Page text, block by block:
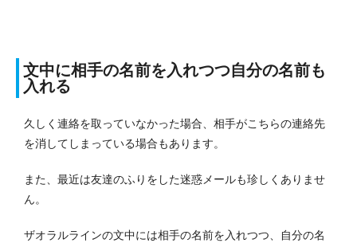
文中に相手の名前を入れつつ自分の名前も
入れる
久しく連絡を取っていなかった場合、相手がこちらの連絡先
を消してしまっている場合もあります。
また、最近は友達のふりをした迷惑メールも珍しくありませ
ん。
ザオラルラインの文中には相手の名前を入れつつ、自分の名